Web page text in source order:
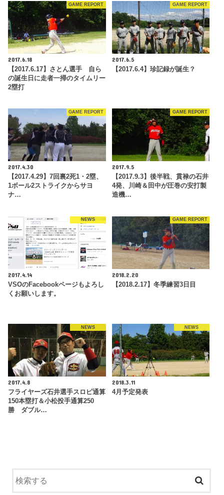
GAME REPORT
2017.6.18
【2017.6.17】さとん選手 自ら
の誕生日に走者一掃のタイムリー
2塁打
GAME REPORT
2017.6.5
【2017.6.4】珍記録が誕生？
GAME REPORT
2017.4.30
【2017.4.29】7回裏2死1・2塁、
1ボール2ストライクからサヨ
ナ…
GAME REPORT
2017.9.5
【2017.9.3】後半戦、貫禄の石井
4発、川崎＆田中が圧巻の安打製
造機…
NEWS
2017.4.14
VSOのFacebookページもよろし
くお願いします。
GAME REPORT
2018.2.20
【2018.2.17】冬季練習3日目
NEWS
2017.4.8
フライヤーズ石井選手スロピ通算
150本塁打＆小松投手通算250
勝 ダブル…
NEWS
2018.3.11
4月予定発表